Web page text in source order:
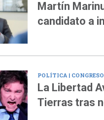
Martín
candidato a
POLÍTICA | CONGRESO
La Libertad
Tierras tras